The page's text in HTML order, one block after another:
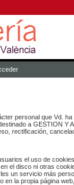
personal que Vd.
a GESTION Y
rectificación,
el uso de
el disco ni otras
un servicio más
en la propia página